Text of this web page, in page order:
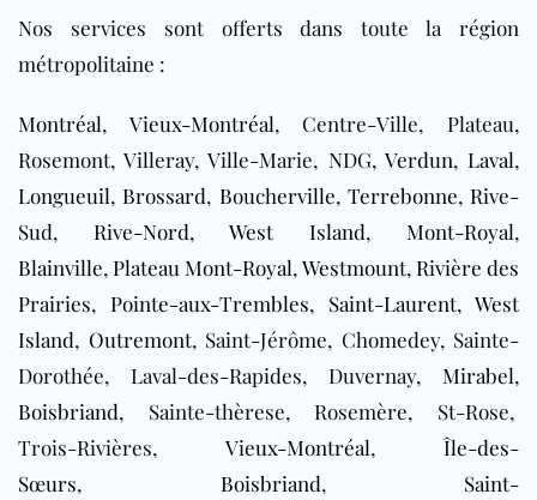
Nos services sont offerts dans toute la région
métropolitaine :
Montréal, Vieux-Montréal, Centre-Ville, Plateau,
Rosemont, Villeray, Ville-Marie, NDG, Verdun, Laval,
Longueuil, Brossard, Boucherville, Terrebonne, Rive-
Sud, Rive-Nord, West Island, Mont-Royal,
Blainville, Plateau Mont-Royal,Westmount, Rivière des
Prairies, Pointe-aux-Trembles, Saint-Laurent, West
Island, Outremont, Saint-Jérôme, Chomedey, Sainte-
Dorothée, Laval-des-Rapides, Duvernay, Mirabel,
Boisbriand, Sainte-thèrese, Rosemère, St-Rose,
Trois-Rivières, Vieux-Montréal,Île-des-
Sœurs, Boisbriand, Saint-